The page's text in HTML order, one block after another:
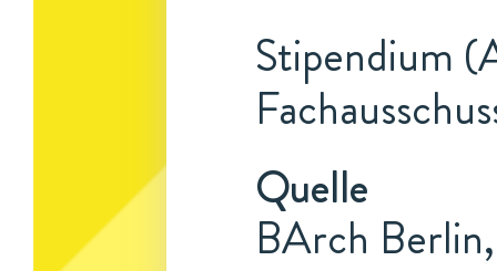
Stipendium
Quelle
BArch